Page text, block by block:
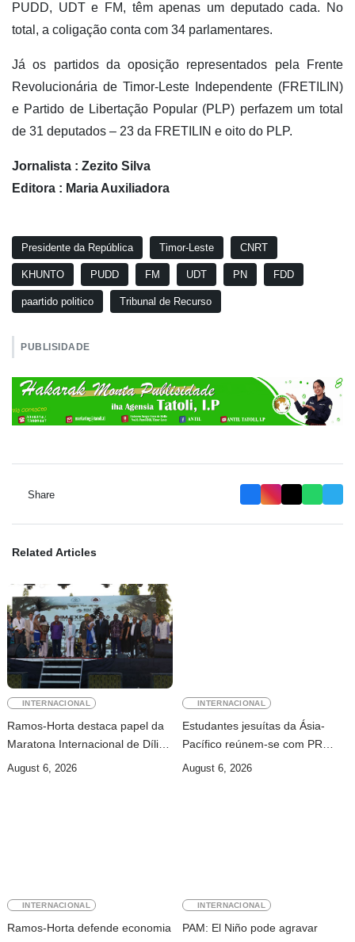
PUDD, UDT e FM, têm apenas um deputado cada. No
total, a coligação conta com 34 parlamentares.
Já os partidos da oposição representados pela Frente
Revolucionária de Timor-Leste Independente (FRETILIN)
e Partido de Libertação Popular (PLP) perfazem um total
de 31 deputados – 23 da FRETILIN e oito do PLP.
Jornalista : Zezito Silva
Editora : Maria Auxiliadora
Presidente da República Timor-Leste CNRT
KHUNTO PUDD FM UDT PN FDD
paartido politico Tribunal de Recurso
PUBLISIDADE
Share
Related Articles
INTERNACIONAL
Ramos-Horta destaca papel da
Maratona Internacional de Díli
na mobilização da juventude
August 6, 2026
INTERNACIONAL
Estudantes jesuítas da Ásia-
Pacífico reúnem-se com PR
para conhecer processo de paz
August 6, 2026
INTERNACIONAL
Ramos-Horta defende economia
INTERNACIONAL
PAM: El Niño pode agravar